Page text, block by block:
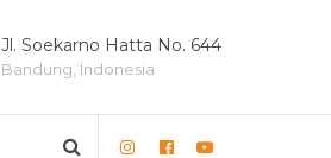
Jl. Soekarno Hatta No. 644
Bandung, Indonesia